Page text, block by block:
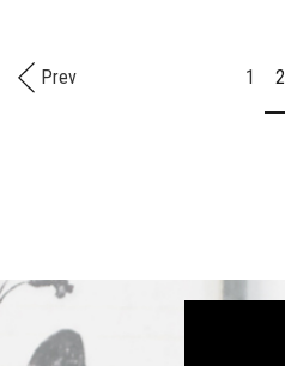
Prev 1 2